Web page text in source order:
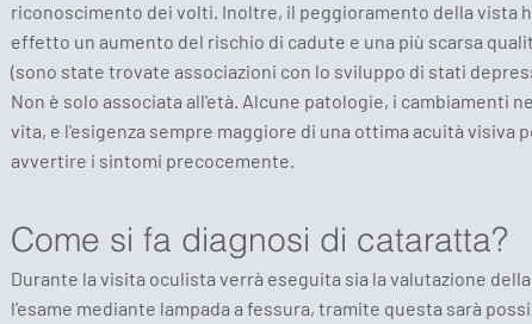
riconoscimento dei volti. Inoltre, il peggioramento della vista
effetto un aumento del rischio di cadute e una più scarsa
(sono state trovate associazioni con lo sviluppo di stati
Non è solo associata all'età. Alcune patologie, i cambiamenti
vita, e l'esigenza sempre maggiore di una ottima acuità visiva
avvertire i sintomi precocemente.
Come si fa diagnosi di cataratta?
Durante la visita oculista verrà eseguita sia la valutazione
l’esame mediante lampada a fessura, tramite questa sarà